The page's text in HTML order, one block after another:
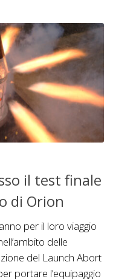
il test finale
di Orion
per il loro viaggio
delle
del Launch Abort
portare l’equipaggio